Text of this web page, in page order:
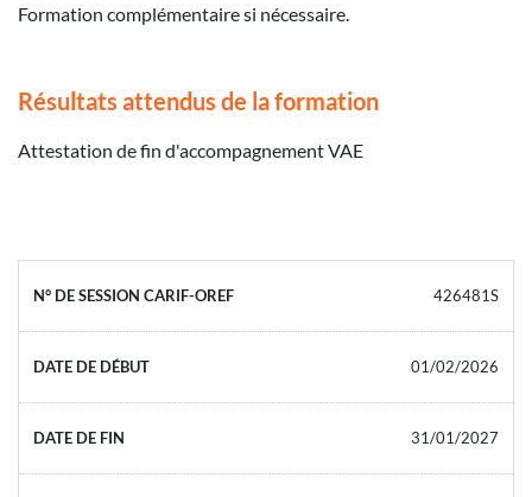
Formation complémentaire si nécessaire.
Résultats attendus de la formation
Attestation de fin d'accompagnement VAE
426481S
01/02/2026
31/01/2027